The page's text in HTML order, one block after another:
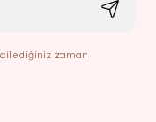
dilediğiniz zaman